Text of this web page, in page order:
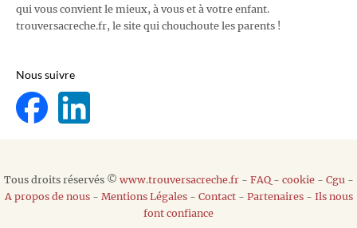
qui vous convient le mieux, à vous et à votre enfant.
trouversacreche.fr, le site qui chouchoute les parents !
Nous suivre
Tous droits réservés © www.trouversacreche.fr- FAQ- cookie- Cgu -
A propos de nous- Mentions Légales- Contact- Partenaires- Ils nous
font confiance